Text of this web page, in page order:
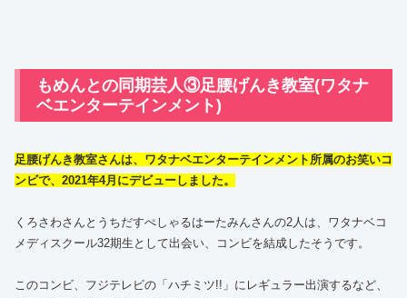
もめんとの同期芸人③足腰げんき教室(ワタナ
ベエンターテインメント)
足腰げんき教室さんは、ワタナベエンターテインメント所属のお笑いコ
ンビで、2021年4月にデビューしました。
くろさわさんとうちだすぺしゃるはーたみんさんの2人は、ワタナベコ
メディスクール32期生として出会い、コンビを結成したそうです。
このコンビ、フジテレビの「ハチミツ!!」にレギュラー出演するなど、